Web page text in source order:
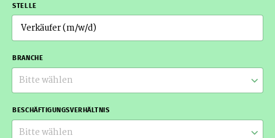
STELLE
BRANCHE
Bitte wählen
BESCHÄFTIGUNGSVERHÄLTNIS
Bitte wählen